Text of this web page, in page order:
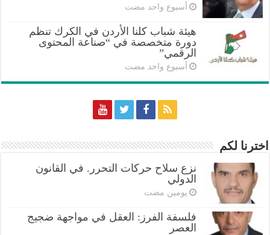
‏أسبوع واحد مضت
هيئة شباب كلنا الأردن في الكرك تنظم
دورة متخصصة في “صناعة المحتوى
الرقمي”
‏أسبوع واحد مضت
اخترنا لكم
نزع سلاح حركات التحرر. في القانون
الدولي
‏يومين مضت
فلسفة الفرز: العقل في مواجهة ضجيج
العصر